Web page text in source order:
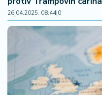
26.04.2025. 08:44|0